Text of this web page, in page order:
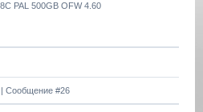
PAL 500GB OFW 4.60
| Сообщение #26